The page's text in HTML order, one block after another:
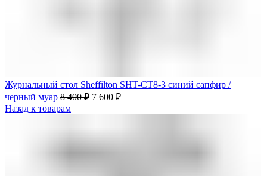
Журнальный стол Sheffilton SHT-CT8-3 синий сапфир /
черный муар 8 400₽ 7 600 ₽
Назад к товарам